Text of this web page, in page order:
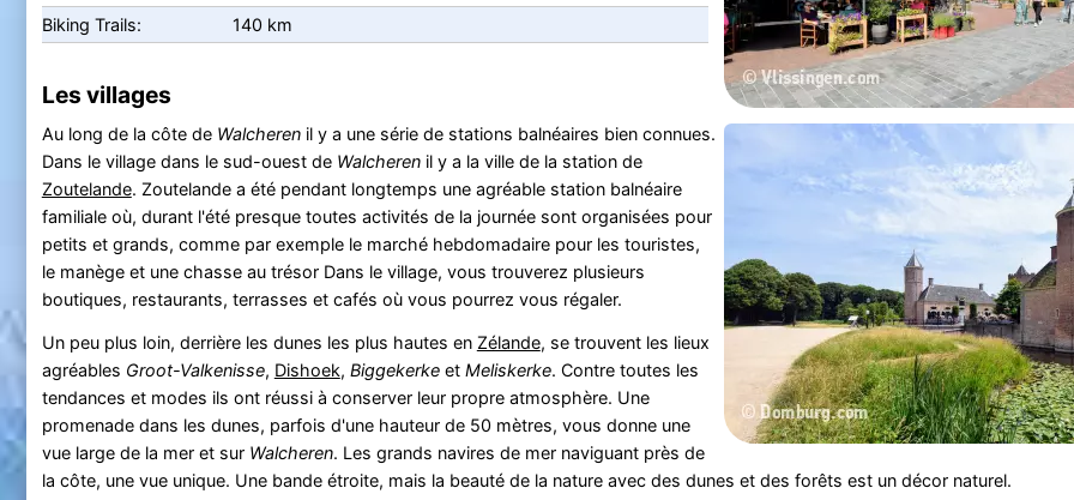
Biking Trails:
140 km
Les villages
Au long de la côte de Walcherenil y a une série de stations balnéaires bien connues.
Dans le village dans le sud-ouest de Walcherenil y a la ville de la station de
Zoutelande. Zoutelande a été pendant longtemps une agréable station balnéaire
familiale où, durant l'été presque toutes activités de la journée sont organisées pour
petits et grands, comme par exemple le marché hebdomadaire pour les touristes,
le manège et une chasse au trésor Dans le village, vous trouverez plusieurs
boutiques, restaurants, terrasses et cafés où vous pourrez vous régaler.
Un peu plus loin, derrière les dunes les plus hautes en Zélande, se trouvent les lieux
agréables Groot-Valkenisse, Dishoek, Biggekerkeet Meliskerke. Contre toutes les
tendances et modes ils ont réussi à conserver leur propre atmosphère. Une
promenade dans les dunes, parfois d'une hauteur de 50 mètres, vous donne une
vue large de la mer et sur Walcheren. Les grands navires de mer naviguant près de
la côte, une vue unique. Une bande étroite, mais la beauté de la nature avec des dunes et des forêts est un décor naturel.